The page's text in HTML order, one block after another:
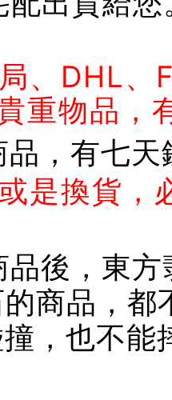
、DHL、
重物品，
，有七
是換貨，
後，東
商品，
，也不